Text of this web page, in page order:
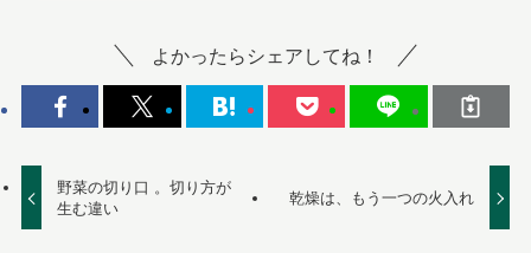
よかったらシェアしてね！
野菜の切り口 。切り方が
生む違い
乾燥は、もう一つの火入れ